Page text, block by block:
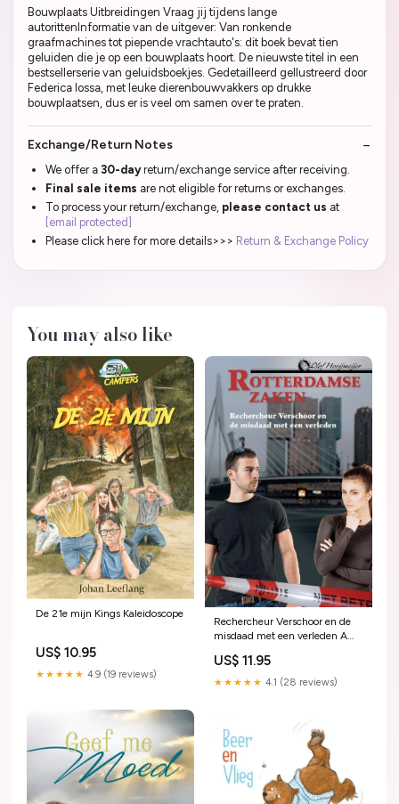
Bouwplaats Uitbreidingen Vraag jij tijdens lange
autorittenInformatie van de uitgever: Van ronkende
graafmachines tot piepende vrachtauto's: dit boek bevat tien
geluiden die je op een bouwplaats hoort. De nieuwste titel in een
bestsellerserie van geluidsboekjes. Gedetailleerd gellustreerd door
Federica Iossa, met leuke dierenbouwvakkers op drukke
bouwplaatsen, dus er is veel om samen over te praten.
Exchange/Return Notes
We offer a 30-dayreturn/exchange service after receiving.
Final sale items are not eligible for returns or exchanges.
To process your return/exchange, please contact us at
[email protected]
Please click here for more details>>> Return & Exchange Policy
You may also like
De 21e mijn Kings Kaleidoscope
US$ 10.95
★★★★★ 4.9 (19 reviews)
Rechercheur Verschoor en de
misdaad met een verleden A
US$ 11.95
★★★★★ 4.1 (28 reviews)